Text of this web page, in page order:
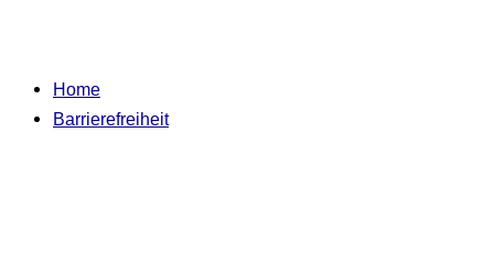
Home
Barrierefreiheit